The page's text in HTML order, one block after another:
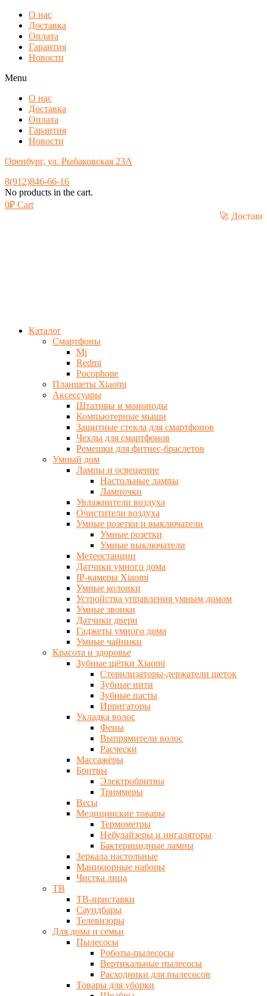
О нас
Доставка
Оплата
Гарантия
Новости
Menu
О нас
Доставка
Оплата
Гарантия
Новости
Оренбург, ул. Рыбаковская 23А
8(912)846-66-16
No products in the cart.
0₽ Cart
Каталог
Смартфоны
Mi
Redmi
Pocophone
Планшеты Xiaomi
Аксессуары
Штативы и моноподы
Компьютерные мыши
Защитные стекла для смартфонов
Чехлы для смартфонов
Ремешки для фитнес-браслетов
Умный дом
Лампы и освещение
Настольные лампы
Лампочки
Увлажнители воздуха
Очистители воздуха
Умные розетки и выключатели
Умные розетки
Умные выключатели
Метеостанции
Датчики умного дома
IP-камеры Xiaomi
Умные колонки
Устройства управления умным домом
Умные звонки
Датчики двери
Гаджеты умного дома
Умные чайники
Красота и здоровье
Зубные щётки Xiaomi
Стерилизаторы-держатели щеток
Зубные нити
Зубные пасты
Ирригаторы
Укладка волос
Фены
Выпрямители волос
Расчески
Массажёры
Бритвы
Электробритвы
Триммеры
Весы
Медицинские товары
Термометры
Небулайзеры и ингаляторы
Бактерицидные лампы
Зеркала настольные
Маникюрные наборы
Чистка лица
ТВ
ТВ-приставки
Саундбары
Телевизоры
Для дома и семьи
Пылесосы
Роботы-пылесосы
Вертикальные пылесосы
Расходники для пылесосов
Товары для уборки